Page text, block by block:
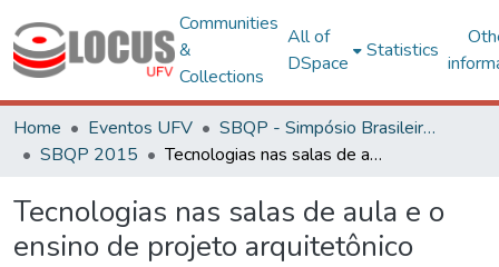
Communities
&
Collections
All of
DSpace
Statistics
Home Eventos UFV
SBQP - Simpósio Brasileiro de Qualidade do Projeto no Ambiente Construído
SBQP 2015
Tecnologias nas salas de aula e o ensino de projeto arquitetônico
Tecnologias nas salas de aula e o
ensino de projeto arquitetônico